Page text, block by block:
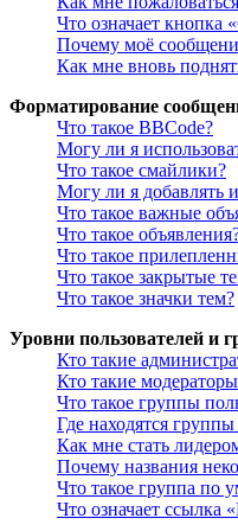
Что означает кнопка
Почему моё
Как мне вновь
Форматирование
Что такое BBCode?
Могу ли я
Что такое смайлики?
Могу ли я добавлять
Что такое важные
Что такое
Что такое
Что такое закрытые
Что такое значки тем?
Уровни пользователей и
Кто такие
Кто такие
Что такое группы
Где находятся
Как мне стать
Почему названия
Что такое группа по
Что означает ссылка